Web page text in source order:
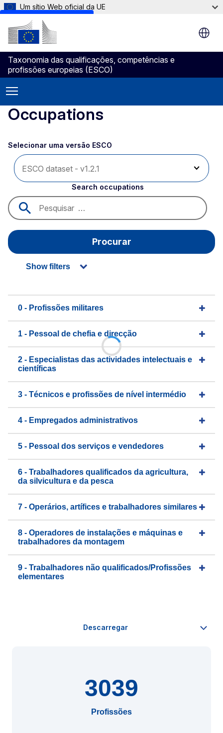
Skip to main content
Um sítio Web oficial da UE
Taxonomia das qualificações, competências e
profissões europeias (ESCO)
Occupations
Selecionar uma versão ESCO
Search occupations
Procurar
Show filters
0 - Profissões militares
1 - Pessoal de chefia e direcção
2 - Especialistas das actividades intelectuais e
científicas
3 - Técnicos e profissões de nível intermédio
4 - Empregados administrativos
5 - Pessoal dos serviços e vendedores
6 - Trabalhadores qualificados da agricultura,
da silvicultura e da pesca
7 - Operários, artífices e trabalhadores similares
8 - Operadores de instalações e máquinas e
trabalhadores da montagem
9 - Trabalhadores não qualificados/Profissões
elementares
3039
Profissões